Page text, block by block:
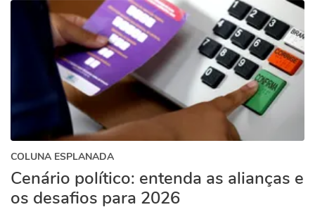
COLUNA ESPLANADA
Cenário político: entenda as alianças e
os desafios para 2026